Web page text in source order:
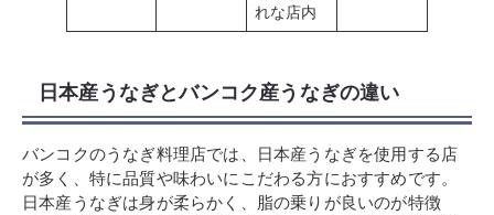
れな店内
日本産うなぎとバンコク産うなぎの違い
バンコクのうなぎ料理店では、日本産うなぎを使用する店
が多く、特に品質や味わいにこだわる方におすすめです。
日本産うなぎは身が柔らかく、脂の乗りが良いのが特徴